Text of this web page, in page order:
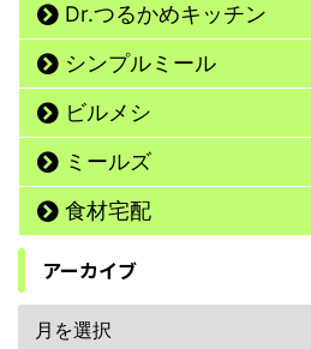
Dr.つるかめキッチン
シンプルミール
ビルメシ
ミールズ
食材宅配
アーカイブ